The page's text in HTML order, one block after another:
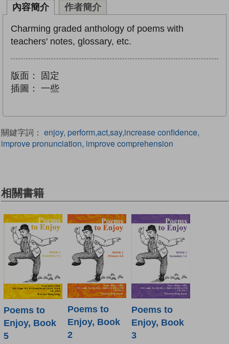
內容簡介 作者簡介
Charming graded anthology of poems with
teachers' notes, glossary, etc.
版面：
固定
插圖：
一些
關鍵字詞： enjoy, perform,act,say,increase confidence,
improve pronunciation, improve comprehension
相關書籍
Poems to
Enjoy, Book
5
Poems to
Enjoy, Book
2
Poems to
Enjoy, Book
3